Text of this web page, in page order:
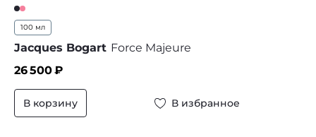
100 мл
Jacques Bogart Force Majeure
26 500₽
В корзину В избранное